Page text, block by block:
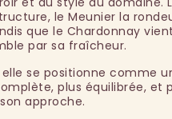
le Meunier la
que le Chardonnay vient
par sa fraîcheur.
se positionne comme
plus équilibrée, et
approche.